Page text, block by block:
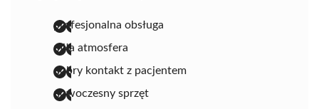
profesjonalna obsługa
miła atmosfera
dobry kontakt z pacjentem
nowoczesny sprzęt